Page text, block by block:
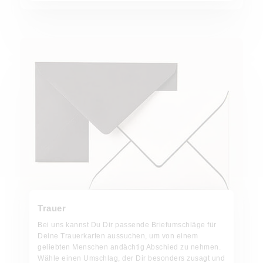
Trauer
Bei uns kannst Du Dir passende Briefumschläge für
Deine Trauerkarten aussuchen, um von einem
geliebten Menschen andächtig Abschied zu nehmen.
Wähle einen Umschlag, der Dir besonders zusagt und